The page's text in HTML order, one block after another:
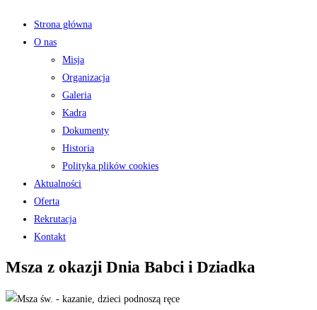
Strona główna
O nas
Misja
Organizacja
Galeria
Kadra
Dokumenty
Historia
Polityka plików cookies
Aktualności
Oferta
Rekrutacja
Kontakt
Msza z okazji Dnia Babci i Dziadka